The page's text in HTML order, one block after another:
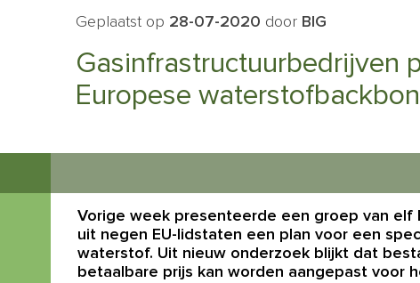
Geplaatst op 28-07-2020 door BIG
Gasinfrastructuurbedrijven
Europese
Vorige week presenteerde een groep van elf
uit negen EU-lidstaten een plan voor een
waterstof. Uit nieuw onderzoek blijkt dat
betaalbare prijs kan worden aangepast voor